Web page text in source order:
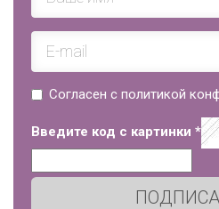
Согласен с политикой
Введите код с картинки *